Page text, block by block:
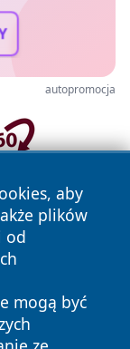
autopromocja
aby
plików
od
mogą być
prawa